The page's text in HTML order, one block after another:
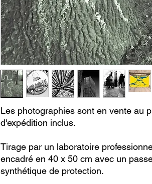
Les photographies sont en vente au
d'expédition inclus.
Tirage par un laboratoire
encadré en 40 x 50 cm avec un
synthétique de protection.